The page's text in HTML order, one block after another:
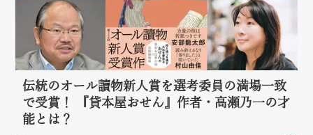
伝統のオール讀物新人賞を選考委員の満場一致
で受賞！ 『貸本屋おせん』作者・高瀬乃一の才
能とは？